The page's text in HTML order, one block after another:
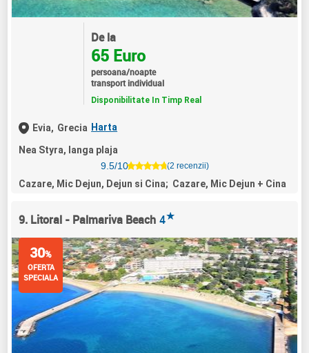
De la
65 Euro
persoana/noapte
transport individual
Disponibilitate In Timp Real
Evia, Grecia Harta
Nea Styra, langa plaja
9.5/10
(2 recenzii)
Cazare, Mic Dejun, Dejun si Cina; Cazare, Mic Dejun + Cina
9. Litoral - Palmariva Beach 4★
30%
OFERTA
SPECIALA